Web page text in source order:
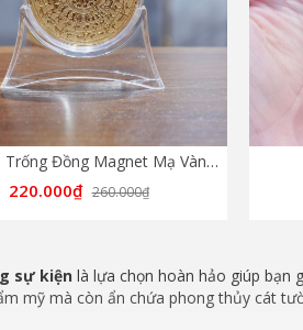
Đồng Xu Trống Đồng Magnet Mạ Vàng 24K
220.000₫ 260.000₫
sự kiện là lựa chọn hoàn hảo giúp bạn
mỹ mà còn ẩn chứa phong thủy cát